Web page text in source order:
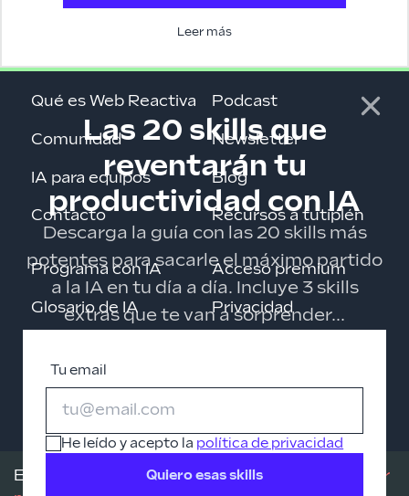
Este sitio utiliza pocas cookies de terceros.
Leer
Leer más
Las 20 skills que
reventarán tu
productividad con IA
Descarga la guía con las 20 skills más
potentes para sacarle el máximo partido
a la IA en tu día a día. Incluye 3 skills
extras que te van a sorprender...
Tu email
He leído y acepto la política de privacidad
Quiero esas skills
Qué es Web Reactiva
Comunidad
IA para equipos
Contacto
Podcast
Newsletter
Blog
Recursos a tutiplén
Programa con IA
Glosario de IA
Roadmaps
Changelog
Acceso premium
Privacidad